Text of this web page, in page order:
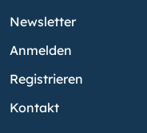
Newsletter
Anmelden
Registrieren
Kontakt